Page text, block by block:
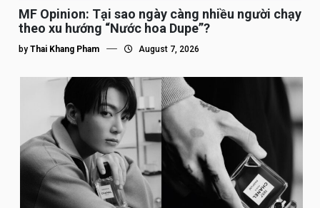
MF Opinion: Tại sao ngày càng nhiều người chạy
theo xu hướng “Nước hoa Dupe”?
by Thai Khang Pham August 7, 2026